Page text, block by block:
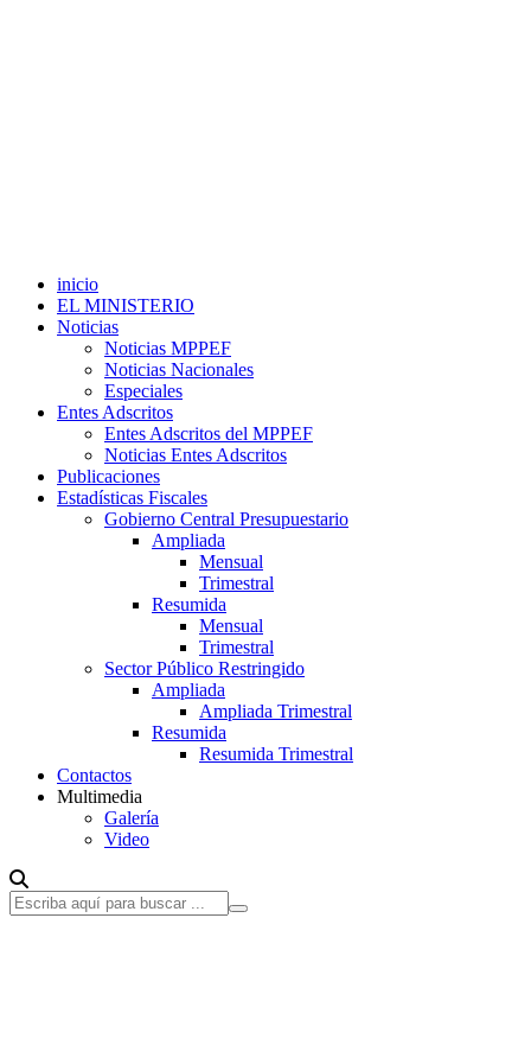
inicio
EL MINISTERIO
Noticias
Noticias MPPEF
Noticias Nacionales
Especiales
Entes Adscritos
Entes Adscritos del MPPEF
Noticias Entes Adscritos
Publicaciones
Estadísticas Fiscales
Gobierno Central Presupuestario
Ampliada
Mensual
Trimestral
Resumida
Mensual
Trimestral
Sector Público Restringido
Ampliada
Ampliada Trimestral
Resumida
Resumida Trimestral
Contactos
Multimedia
Galería
Video